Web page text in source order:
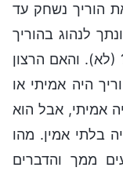
הוריך נשחק עד
לנהוג בהוריך
(לא). והאם הרצון
היה אמיתי או
אמיתי, אבל הוא
בלתי אמין. מהו
ממך והדברים